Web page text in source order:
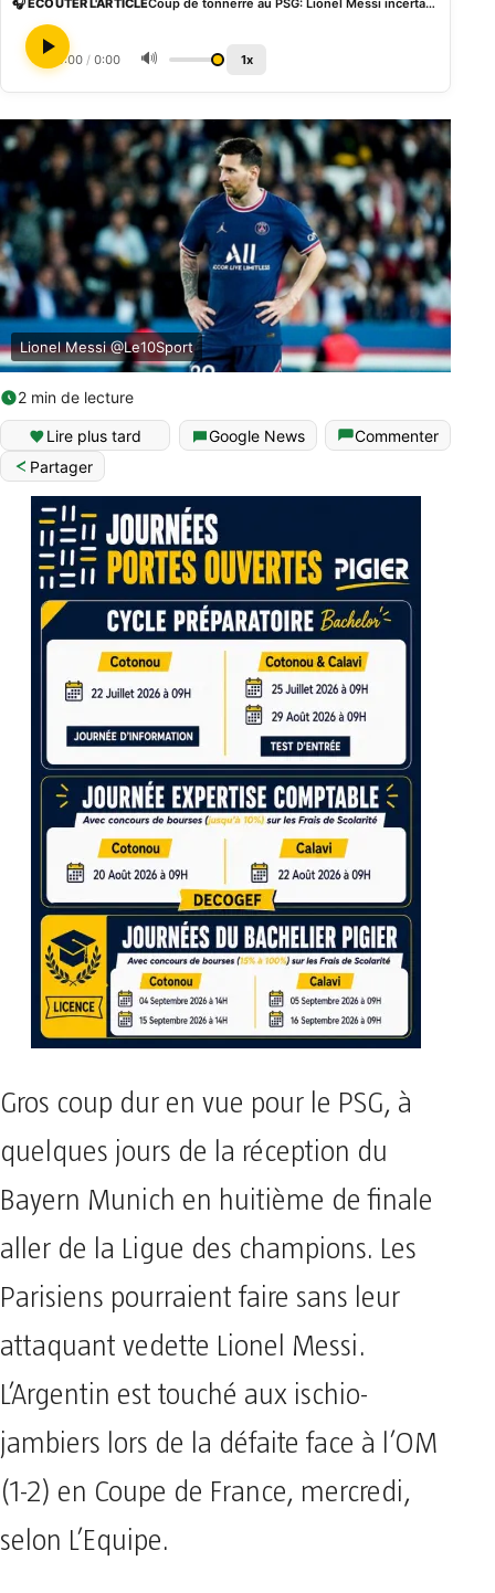
🎧 ÉCOUTER L'ARTICLE Coup de tonnerre au PSG: Lionel Messi incertain face au Bayern Munich
0:00 / 0:00 🔊 1x
Lionel Messi @Le10Sport
2 min de lecture
Lire plus tard Google News
Commenter
Partager
Gros coup dur en vue pour le PSG, à
quelques jours de la réception du
Bayern Munich en huitième de finale
aller de la Ligue des champions. Les
Parisiens pourraient faire sans leur
attaquant vedette Lionel Messi.
L’Argentin est touché aux ischio-
jambiers lors de la défaite face à l’OM
(1-2) en Coupe de France, mercredi,
selon L’Equipe.